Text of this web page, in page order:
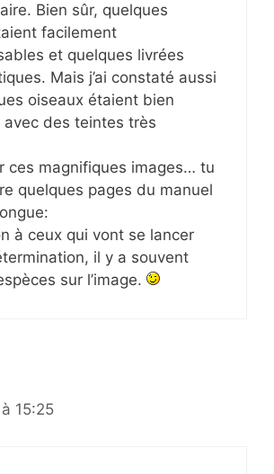
Bien sûr, quelques
facilement
et quelques livrées
Mais j’ai constaté aussi
oiseaux étaient bien
des teintes très
ces magnifiques images… tu
quelques pages du manuel
à ceux qui vont se lancer
il y a souvent
sur l’image.
15:25